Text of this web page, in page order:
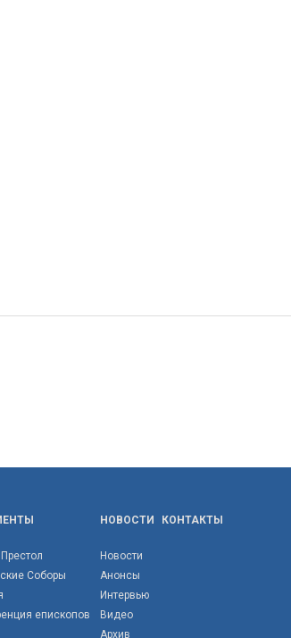
Соборы
епископов
НОВОСТИ
Новости
Анонсы
Интервью
Видео
Архив
КОНТАКТЫ